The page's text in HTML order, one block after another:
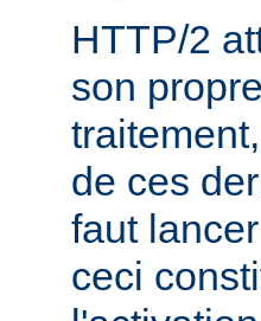
HTTP/2
son propre
de ces
faut
ceci